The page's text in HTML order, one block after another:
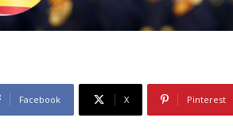
Facebook X Pinterest